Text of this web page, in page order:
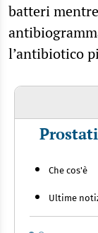
batteri
l’antibiotico
Che cos'è
Ultime